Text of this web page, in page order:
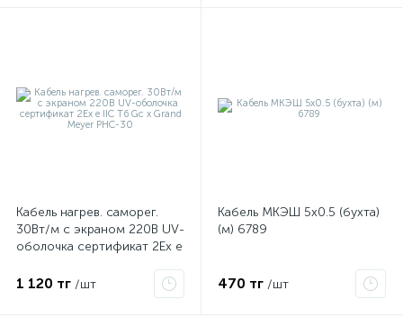
Кабель нагрев. саморег.
30Вт/м с экраном 220В UV-
оболочка сертификат 2Ex e
PHC-30
1 120 тг /шт
Кабель МКЭШ 5х0.5 (бухта)
(м) 6789
470 тг /шт